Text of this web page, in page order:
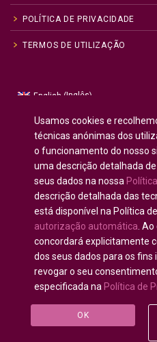
POLÍTICA DE PRIVACIDADE
TERMOS DE UTILIZAÇÃO
English (Inglês)
Русский
Russo
Español(Espanhol)
Français(Francês)
Alemão
العربية(Árabe)
Português
Todos os direitos
— Universidade Digital para
Accounts Chamber of the
Usamos cookies e
técnicas anónimas dos
o funcionamento do nosso
uma descrição detalhada
seus dados na nossa
descrição detalhada das
está disponível na Política
autorização automática .
concordará explicitamente
dos seus dados para os fins
revogar o seu
especificada na Política de
OK